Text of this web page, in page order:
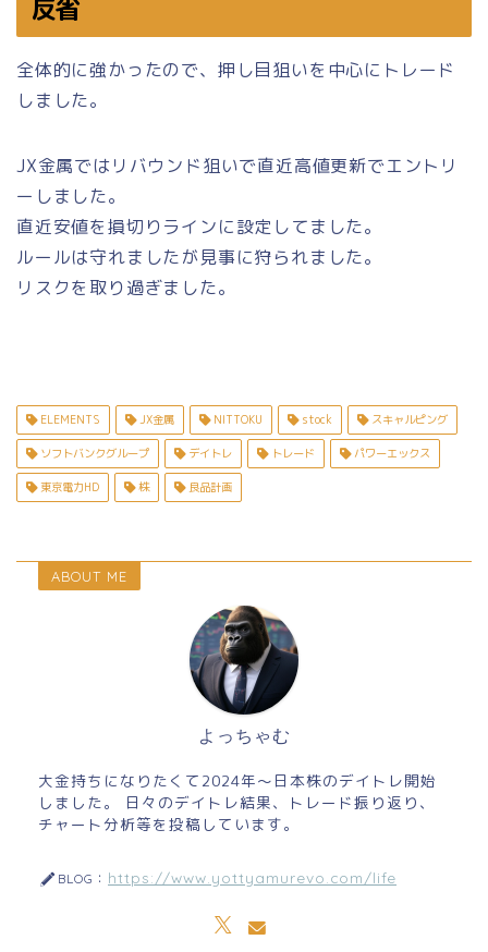
反省
全体的に強かったので、押し目狙いを中心にトレード
しました。
JX金属ではリバウンド狙いで直近高値更新でエントリ
ーしました。
直近安値を損切りラインに設定してました。
ルールは守れましたが見事に狩られました。
リスクを取り過ぎました。
ELEMENTS JX金属 NITTOKU stock スキャルピング
ソフトバンクグループ デイトレ トレード パワーエックス
東京電力HD 株 良品計画
ABOUT ME
よっちゃむ
大金持ちになりたくて2024年～日本株のデイトレ開始
しました。 日々のデイトレ結果、トレード振り返り、
チャート分析等を投稿しています。
BLOG： https://www.yottyamurevo.com/life